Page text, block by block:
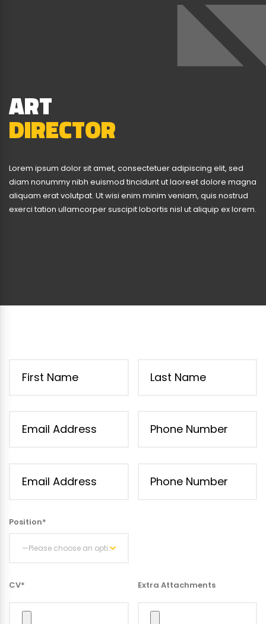
ART
DIRECTOR
Lorem ipsum dolor sit amet, consectetuer adipiscing elit, sed
diam nonummy nibh euismod tincidunt ut laoreet dolore magna
aliquam erat volutpat. Ut wisi enim minim veniam, quis nostrud
exerci tation ullamcorper suscipit lobortis nisl ut aliquip ex lorem.
Position*
—Please choose an option—
CV* Extra Attachments